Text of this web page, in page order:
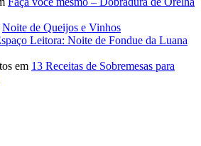
Noite de Queijos e Vinhos
Leitora: Noite de Fondue da Luana
em 13 Receitas de Sobremesas para